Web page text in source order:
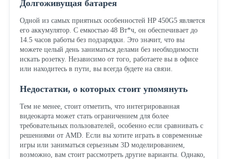
Долгоживущая батарея
Одной из самых приятных особенностей HP 450G5 является
его аккумулятор. С емкостью 48 Вт*ч, он обеспечивает до
14.5 часов работы без подзарядки. Это значит, что вы
можете целый день заниматься делами без необходимости
искать розетку. Независимо от того, работаете вы в офисе
или находитесь в пути, вы всегда будете на связи.
Недостатки, о которых стоит упомянуть
Тем не менее, стоит отметить, что интегрированная
видеокарта может стать ограничением для более
требовательных пользователей, особенно если сравнивать с
решениями от AMD. Если вы хотите играть в современные
игры или заниматься серьезным 3D моделированием,
возможно, вам стоит рассмотреть другие варианты. Однако,